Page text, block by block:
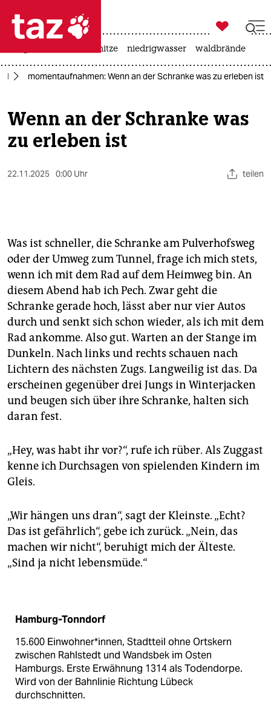
 taz zahl ich
taz zahl ich
themen
politik
sport
berlin
nord
wahrheit
verlag
verlag
veranstaltungen
fragen & hilfe
unterstützen
genossenschaft
epaper login

taz zahl ich
hitze niedrigwasser waldbrände
momentaufnahmen: Wenn an der Schranke was zu erleben ist
Wenn an der Schranke was
zu erleben ist
22.11.2025 0:00 Uhr teilen
Was ist schneller, die Schranke am Pulverhofsweg
oder der Umweg zum Tunnel, frage ich mich stets,
wenn ich mit dem Rad auf dem Heimweg bin. An
diesem Abend hab ich Pech. Zwar geht die
Schranke gerade hoch, lässt aber nur vier Autos
durch und senkt sich schon wieder, als ich mit dem
Rad ankomme. Also gut. Warten an der Stange im
Dunkeln. Nach links und rechts schauen nach
Lichtern des nächsten Zugs. Langweilig ist das. Da
erscheinen gegenüber drei Jungs in Winterjacken
und beugen sich über ihre Schranke, halten sich
daran fest.
„Hey, was habt ihr vor?“, rufe ich rüber. Als Zuggast
kenne ich Durchsagen von spielenden Kindern im
Gleis.
„Wir hängen uns dran“, sagt der Kleinste. „Echt?
Das ist gefährlich“, gebe ich zurück. „Nein, das
machen wir nicht“, beruhigt mich der Älteste.
„Sind ja nicht lebensmüde.“
Hamburg-­Tonndorf
15.600 Ein­­­­wohner*in­nen, Stadtteil ohne Ortskern
zwischen Rahlstedt und Wandsbek im Osten
Hamburgs. Erste Erwähnung 1314 als Todendorpe.
Wird von der Bahnlinie Richtung Lübeck
durchschnitten.